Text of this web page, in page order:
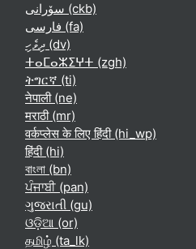
سۆرانی ‎(ckb)‎
فارسی ‎(fa)‎
ދިވެހި ‎(dv)‎
ⵜⴰⵎⴰⵣⵉⵖⵜ ‎(zgh)‎
ትግርኛ ‎(ti)‎
नेपाली ‎(ne)‎
मराठी ‎(mr)‎
वर्कप्लेस के लिए हिंदी ‎(hi_wp)‎
हिंदी ‎(hi)‎
বাংলা ‎(bn)‎
ਪੰਜਾਬੀ ‎(pan)‎
ગુજરાતી ‎(gu)‎
ଓଡ଼ିଆ ‎(or)‎
தமிழ் ‎(ta_lk)‎